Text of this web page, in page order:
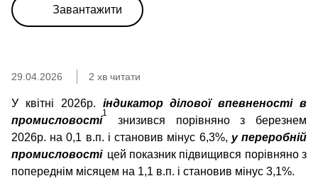
Завантажити
29.04.2026 2 хв читати
У квітні 2026р. індикатор ділової впевненості в
промисловості
1
знизився порівняно з березнем
2026р. на 0,1 в.п. і становив мінус 6,3%, у переробній
промисловості цей показник підвищився порівняно з
попереднім місяцем на 1,1 в.п. і становив мінус 3,1%.